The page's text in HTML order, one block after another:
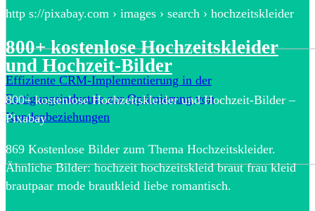
Effiziente CRM-Implementierung in der
Fertigungsindustrie zur Optimierung von
Kundenbeziehungen
http s://pixabay.com › images › search › hochzeitskleider
800+ kostenlose Hochzeitskleider
und Hochzeit-Bilder
800+ kostenlose Hochzeitskleider und Hochzeit-Bilder –
Pixabay
869 Kostenlose Bilder zum Thema Hochzeitskleider.
Ähnliche Bilder: hochzeit hochzeitskleid braut frau kleid
brautpaar mode brautkleid liebe romantisch.